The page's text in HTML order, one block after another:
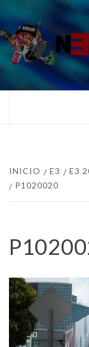
al
contenido
TUS
INICIO E3 E3
P1020020